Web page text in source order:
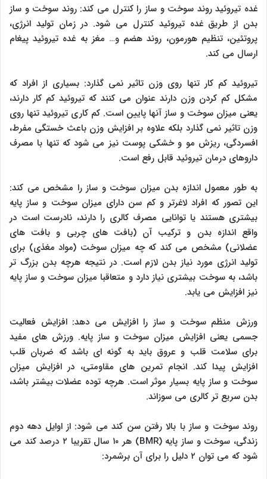
غده تیروئید روند سوخت و ساز را کنترل می کند: روند سوخت و ساز
بدن از طریق غده تیروئید کنترل می شود. در زمان تولید انرژی،
پروتئین، تنظیم هورمون، روند هضم و… مغز به غده تیروئید پیغام
ارسال می کند.
تیروئید کم کار تنها روی وزن تاثیر نمی گذارد: بسیاری از افراد که
مشکل کم کردن وزن دارند عنوان می کنند که تیروئید کم کار دارند،
یعنی میزان سوخت و ساز آنها پایین است. کم کاری تیروئید تنها روی
وزن تاثیر نمی گذارد بلکه علاوه بر افزایش وزن باعث خستگی مفرط،
افسردگی، ریزش مو و خشکی پوست نیز می شود که تنها با مصرف
داروهای درمان تیروئید قابل رفع است.
به طور معمول اندازه بدن میزان سوخت و ساز را مشخص می کند:
این تصور که افراد لاغرتر و کم سن دارای میزان سوخت و ساز پایه
بیشتری هستند یا توانایی مصرف کالری را دارند، نادرست است در
واقع اندازه بدن و ترکیب آن (بافت های چربی و بافت های
عضلانی) مشخص می کند که چه میزان سوخت (مواد مغذی) برای
تولید انرژی مورد نیاز بدن لازم است. در نتیجه هرچه بدن بزرگ تر
باشد، به سوخت بیشتری نیاز دارد و متعاقبا میزان سوخت و ساز پایه
نیز افزایش می یابد.
ورزش منظم سوخت و ساز را افزایش می دهد: افزایش فعالیت
جسمی یعنی افزایش میزان سوخت و ساز پایه. ورزش های مفید
برای سلامت قلب و عروق باید به گونه ای باشد که ضربان قلب
افزایش پیدا کند. انجام تمرین های مقاومتی، در افزایش میزان
سوخت و ساز پایه بسیار موثر است. هرچه توده عضلات بیشتر باشد،
بدن سریع تر کالری می سوزاند.
روند سوخت و ساز با بالا رفتن سن کند می شود: از اوایل دهه دوم
زندگی، سوخت و ساز پایه (BMR) هر ۱۰ سال تقریبا ۲ درصد کند می
شود که می توان ۲ دلیل را برای آن برشمرد: